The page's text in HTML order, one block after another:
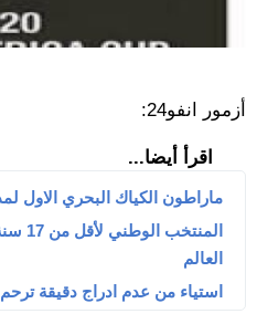
أزمور انفو24:
اقرأ أيضا...
ماراطون الكياك البحري الاول
العالم
استياء من عدم ادراج دقيقة